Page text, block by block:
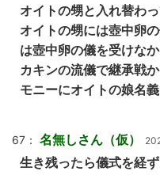
オイトの甥と入れ替わ
オイトの甥には壺中卵
は壺中卵の儀を受けな
カキンの流儀で継承戦
モニーにオイトの娘名
67： 名無しさん（仮）
生き残ったら儀式を経